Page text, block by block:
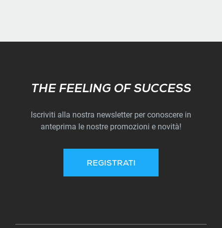
Subscribe
THE FEELING OF SUCCESS
Iscriviti alla nostra newsletter per conoscere in
anteprima le nostre promozioni e novità!
REGISTRATI